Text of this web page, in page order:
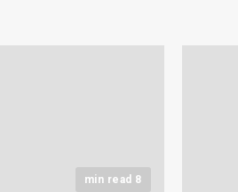
8 min read